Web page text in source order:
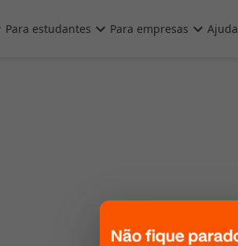
Para estudantes Para empresas Ajuda